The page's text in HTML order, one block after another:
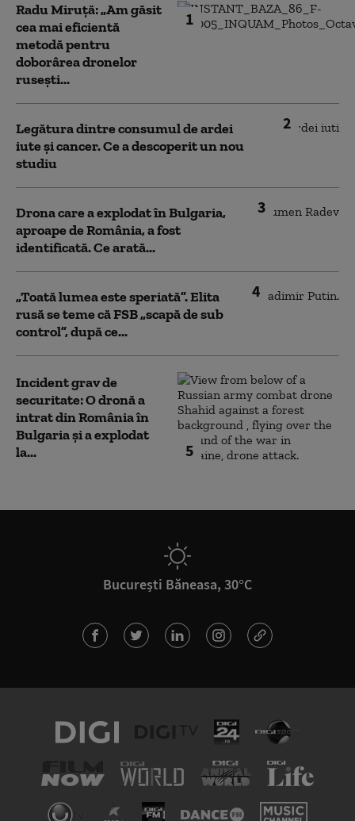
1
Radu Miruță: „Am găsit
cea mai eficientă
metodă pentru
doborârea dronelor
rusești...
2
Legătura dintre consumul de ardei
iute și cancer. Ce a descoperit un nou
studiu
3
Drona care a explodat în Bulgaria,
aproape de România, a fost
identificată. Ce arată...
4
„Toată lumea este speriată”. Elita
rusă se teme că FSB „scapă de sub
control”, după ce...
5
Incident grav de
securitate: O dronă a
intrat din România în
Bulgaria şi a explodat
la...
București Băneasa, 30°C